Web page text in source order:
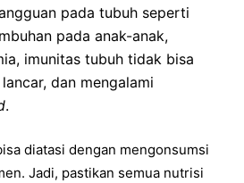
pada tubuh seperti
pada anak-anak,
imunitas tubuh tidak bisa
dan mengalami
.
diatasi dengan mengonsumsi
Jadi, pastikan semua nutrisi